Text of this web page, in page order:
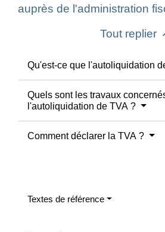
auprès de l'administration
Tout replier
Qu'est-ce que l'autoliquidation
Quels sont les travaux
l'autoliquidation de TVA ?
Comment déclarer la TVA ?
Textes de référence